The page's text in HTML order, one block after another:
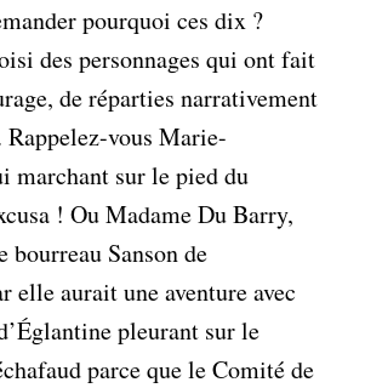
pourquoi ces dix ?
des personnages qui ont fait
de réparties narrativement
Rappelez-vous Marie-
marchant sur le pied du
! Ou Madame Du Barry,
Sanson de
elle aurait une aventure avec
pleurant sur le
parce que le Comité de